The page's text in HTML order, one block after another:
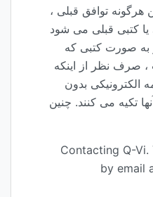
هرگونه توافق قبلی ،
یا کتبی قبلی می شود
به صورت کتبی که
صرف نظر از اینکه
الکترونیکی بدون
تکیه می کنند. چنین
Contacting Q-
by email